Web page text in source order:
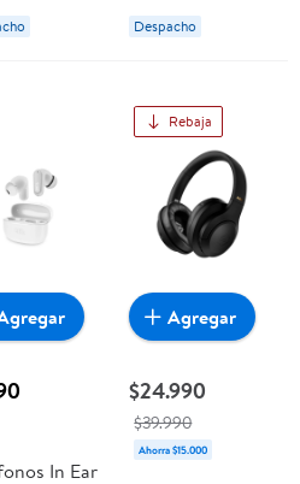
Gris
Despacho
In Ear
Rebaja
$24.990
$39.990
Ahorra $15.000
Agregar